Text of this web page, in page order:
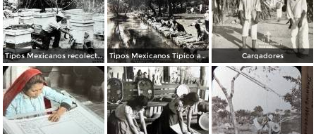
Tipos Mexicanos recolectando la miel de abeja. Tipos Mexicanos Tipico aspecto de lavanderas. Cargadores